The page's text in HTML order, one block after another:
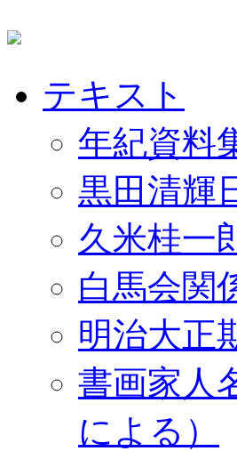
テキスト
年紀資料
黒田清輝
久米桂一
白馬会関
明治大正
書画家人
による）